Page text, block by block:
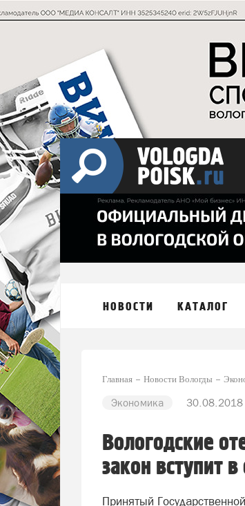
НОВОСТИ КАТАЛОГ
Главная Новости Вологды
Экономика 30.08.2018
Вологодские
закон вступит
Принятый